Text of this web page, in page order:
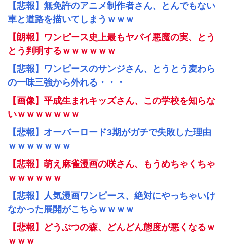
【悲報】無免許のアニメ制作者さん、とんでもない
車と道路を描いてしまうｗｗｗ
【朗報】ワンピース史上最もヤバイ悪魔の実、とう
とう判明するｗｗｗｗｗｗ
【悲報】ワンピースのサンジさん、とうとう麦わら
の一味三強から外れる・・・
【画像】平成生まれキッズさん、この学校を知らな
いｗｗｗｗｗｗｗ
【悲報】オーバーロード3期がガチで失敗した理由
ｗｗｗｗｗｗｗ
【悲報】萌え麻雀漫画の咲さん、もうめちゃくちゃ
ｗｗｗｗｗｗ
【悲報】人気漫画ワンピース、絶対にやっちゃいけ
なかった展開がこちらｗｗｗｗ
【悲報】どうぶつの森、どんどん態度が悪くなるｗ
ｗｗｗ